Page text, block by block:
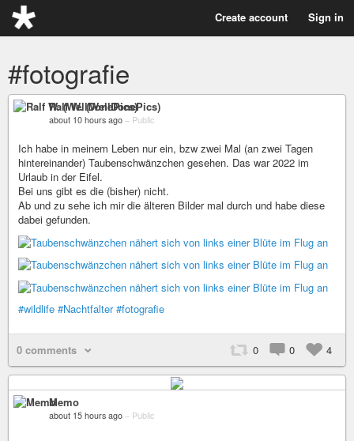
Create account Sign in
#fotografie
Ralf W. (WellDonePics)
about 10 hours ago – Public
Ich habe in meinem Leben nur ein, bzw zwei Mal (an zwei Tagen
hintereinander) Taubenschwänzchen gesehen. Das war 2022 im
Urlaub in der Eifel.
Bei uns gibt es die (bisher) nicht.
Ab und zu sehe ich mir die älteren Bilder mal durch und habe diese
dabei gefunden.
#wildlife #Nachtfalter #fotografie
0 comments 0 0 4
Memo
about 15 hours ago – Public